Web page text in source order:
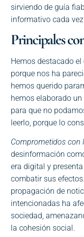
sirviendo de guía
informativo cada
Principales
Hemos destacado
porque nos ha
hemos querido
hemos elaborado
para que no
leerlo, porque lo
Comprometidos con
desinformación
era digital y
combatir sus
propagación de
intencionadas ha
sociedad,
la cohesión social.